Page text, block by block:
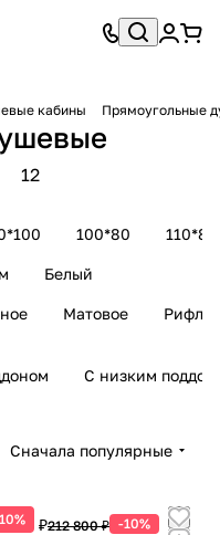
кабины Прямоугольные
12
100*80 110*80
Белый
Матовое
С низким
Сначала популярные
10%
520 ₽212 800 ₽ -10%